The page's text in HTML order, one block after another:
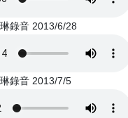
錄音 2013/6/28
錄音 2013/7/5